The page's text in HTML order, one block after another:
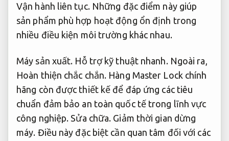
Vận hành liên tục. Những đặc điểm này giúp
sản phẩm phù hợp hoạt động ổn định trong
nhiều điều kiện môi trường khác nhau.
Máy sản xuất. Hỗ trợ kỹ thuật nhanh.Ngoài ra,
Hoàn thiện chắc chắn. Hàng Master Lock chính
hãng còn được thiết kế để đáp ứng các tiêu
chuẩn đảm bảo an toàn quốc tế trong lĩnh vực
công nghiệp. Sửa chữa. Giảm thời gian dừng
máy. Điều này đặc biệt cần quan tâm đối với các